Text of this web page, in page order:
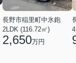
長野市稲里町中氷鉋
2LDK (116.72㎡)
2,650万円